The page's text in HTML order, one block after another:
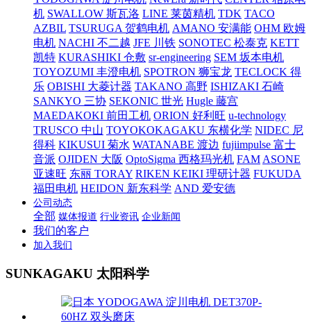
机 SWALLOW 斯瓦洛 LINE 莱茵精机 TDK TACO
AZBIL TSURUGA 贺鹤电机 AMANO 安满能 OHM 欧姆
电机 NACHI 不二越 JFE 川铁 SONOTEC 松泰克 KETT
凯特 KURASHIKI 仓敷 sr-engineering SEM 坂本电机
TOYOZUMI 丰澄电机 SPOTRON 狮宝龙 TECLOCK 得
乐 OBISHI 大菱计器 TAKANO 高野 ISHIZAKI 石崎
SANKYO 三协 SEKONIC 世光 Hugle 藤宫
MAEDAKOKI 前田工机 ORION 好利旺 u-technology
TRUSCO 中山 TOYOKOKAGAKU 东横化学 NIDEC 尼
得科 KIKUSUI 菊水 WATANABE 渡边 fujiimpulse 富士
音派 OJIDEN 大阪 OptoSigma 西格玛光机 FAM ASONE
亚速旺 东丽 TORAY RIKEN KEIKI 理研计器 FUKUDA
福田电机 HEIDON 新东科学 AND 爱安德
公司动态
全部 媒体报道 行业资讯 企业新闻
我们的客户
加入我们
SUNKAGAKU 太阳科学